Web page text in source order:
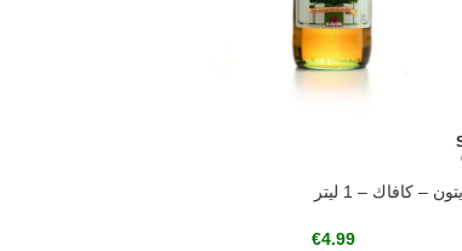
– كافاك – 1 ليتر
€4.99